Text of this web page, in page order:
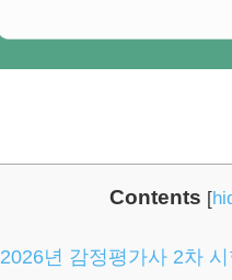
Contents [
2026년 감정평가사 2차